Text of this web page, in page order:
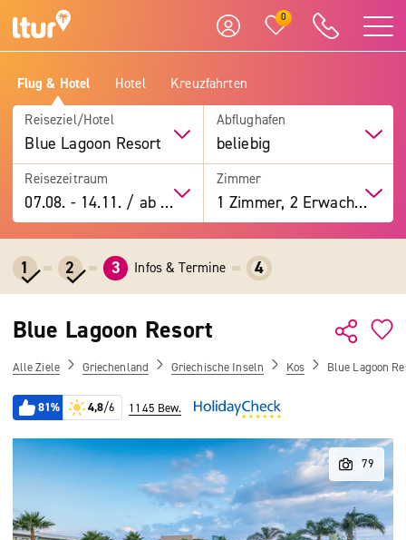
0
Flug & Hotel Hotel Kreuzfahrten
Reiseziel/Hotel
Blue Lagoon Resort
Abflughafen
beliebig
Reisezeitraum
07.08. -14.11. / ab 7 Tage
Zimmer
1 Zimmer, 2 Erwachsene
1 2 3 Infos & Termine 4
Blue Lagoon Resort
Alle Ziele Griechenland Griechische Inseln Kos Blue Lagoon
81% 4,8/6 1145 Bew.